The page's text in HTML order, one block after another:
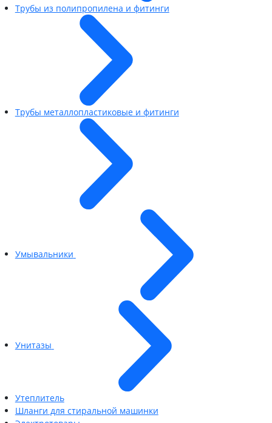
Трубы из полипропилена и фитинги
Трубы металлопластиковые и фитинги
Умывальники
Унитазы
Утеплитель
Шланги для стиральной машинки